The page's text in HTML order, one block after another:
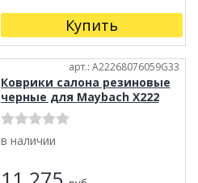
Купить
арт.: A22268076059G33
Коврики салона резиновые
черные для Maybach X222
в наличии